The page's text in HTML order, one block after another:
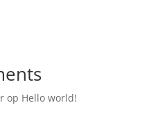
op Hello world!